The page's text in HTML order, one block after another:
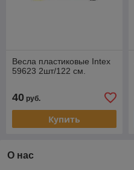
Весла пластиковые Intex
59623 2шт/122 см.
40 руб.
Купить
О нас